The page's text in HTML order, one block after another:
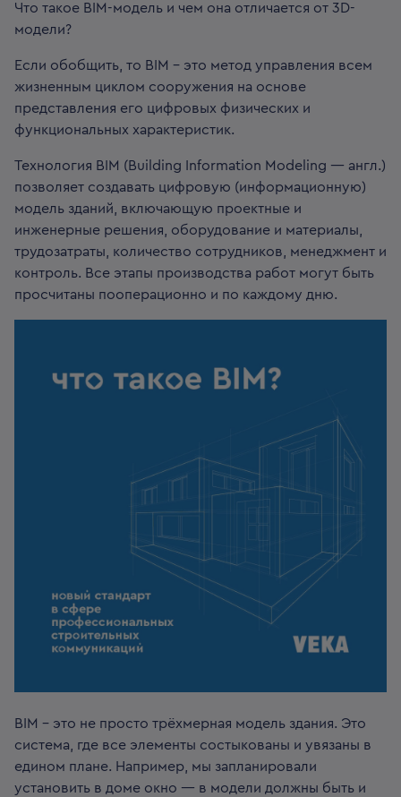
Что такое BIM-модель и чем она отличается от 3D-
модели?
Если обобщить, то BIM – это метод управления всем
жизненным циклом сооружения на основе
представления его цифровых физических и
функциональных характеристик.
Технология BIM (Building Information Modeling — англ.)
позволяет создавать цифровую (информационную)
модель зданий, включающую проектные и
инженерные решения, оборудование и материалы,
трудозатраты, количество сотрудников, менеджмент и
контроль. Все этапы производства работ могут быть
просчитаны пооперационно и по каждому дню.
BIM – это не просто трёхмерная модель здания. Это
система, где все элементы состыкованы и увязаны в
едином плане. Например, мы запланировали
установить в доме окно — в модели должны быть и